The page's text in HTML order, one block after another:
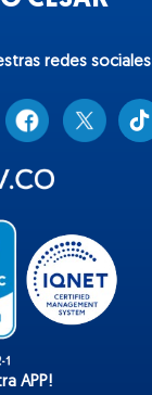
redes sociales
T
i
k
APP!